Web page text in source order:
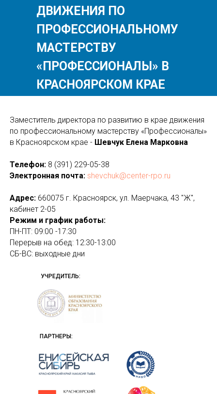
ДВИЖЕНИЯ ПО
ПРОФЕССИОНАЛЬНОМУ
МАСТЕРСТВУ
«ПРОФЕССИОНАЛЫ» В
КРАСНОЯРСКОМ КРАЕ
Заместитель директора по развитию в крае движения
по профессиональному мастерству «Профессионалы»
в Красноярском крае - Шевчук Елена Марковна
Телефон: 8 (391) 229-05-38
Электронная почта: shevchuk@center-rpo.ru
Адрес: 660075 г. Красноярск, ул. Маерчака, 43 "Ж",
кабинет 2-05
Режим и график работы​:
ПН-ПТ: 09:00 -17:30
Перерыв на обед: 12:30-13:00
CБ-ВС: выходные дни
УЧРЕДИТЕЛЬ:
ПАРТНЕРЫ: